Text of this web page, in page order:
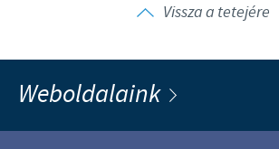
Vissza a tetejére
Weboldalaink